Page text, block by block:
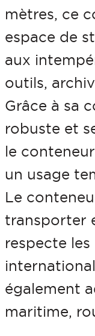
n
e
u
r
m
a
r
i
t
i
m
e
s
t
mètres, ce
espace de
aux
outils,
Grâce à sa
robuste et
le
un usage
Le
transporter
respecte
également
maritime,